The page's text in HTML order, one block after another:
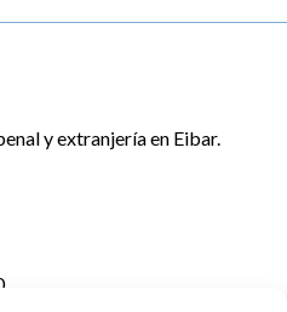
y extranjería en Eibar.